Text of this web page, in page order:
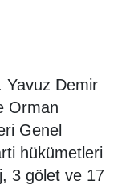
Yavuz Demir
Orman
Genel
hükümetleri
3 gölet ve 17